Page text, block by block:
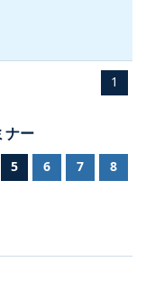
1
ナー
5 6 7 8